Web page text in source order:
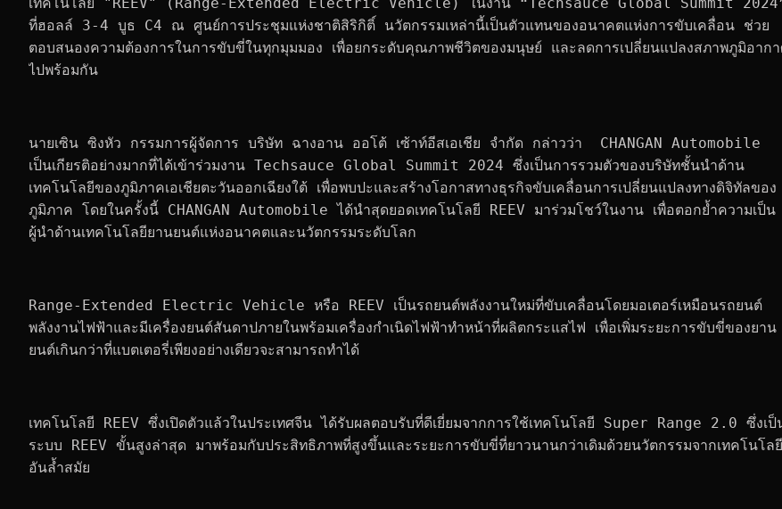
CHANGAN Automobile ผู้นำในการปฏิวัติอุตสาหกรรมยานยนต์ด้วยแนวคิด และกลยุทธ์ที่ล้ำสมัยร่วมเปิดตัวสุดยอด
เทคโนโลยี "REEV" (Range-Extended Electric Vehicle) ในงาน “Techsauce Global Summit 2024”
ที่ฮอลล์ 3-4 บูธ C4 ณ ศูนย์การประชุมแห่งชาติสิริกิติ์ นวัตกรรมเหล่านี้เป็นตัวแทนของอนาคตแห่งการขับเคลื่อน ช่วย
ตอบสนองความต้องการในการขับขี่ในทุกมุมมอง เพื่อยกระดับคุณภาพชีวิตของมนุษย์ และลดการเปลี่ยนแปลงสภาพภูมิอากาศ
ไปพร้อมกัน
นายเซิน ซิงหัว กรรมการผู้จัดการ บริษัท ฉางอาน ออโต้ เซ้าท์อีสเอเชีย จำกัด กล่าวว่า  CHANGAN Automobile
เป็นเกียรติอย่างมากที่ได้เข้าร่วมงาน Techsauce Global Summit 2024 ซึ่งเป็นการรวมตัวของบริษัทชั้นนำด้าน
เทคโนโลยีของภูมิภาคเอเชียตะวันออกเฉียงใต้ เพื่อพบปะและสร้างโอกาสทางธุรกิจขับเคลื่อนการเปลี่ยนแปลงทางดิจิทัลของ
Range-Extended Electric Vehicle หรือ REEV เป็นรถยนต์พลังงานใหม่ที่ขับเคลื่อนโดยมอเตอร์เหมือนรถยนต์